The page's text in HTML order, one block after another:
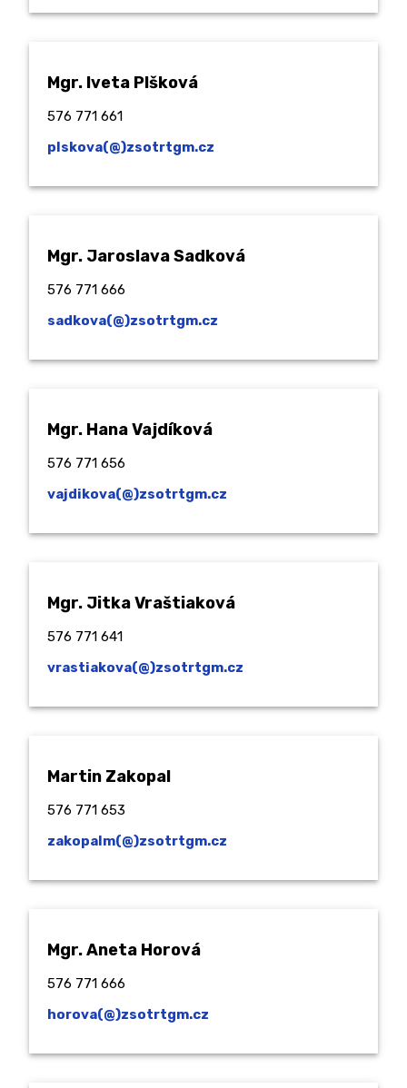
Mgr. Iveta Plšková
576 771 661
plskova(@)zsotrtgm.cz
Mgr. Jaroslava Sadková
576 771 666
sadkova(@)zsotrtgm.cz
Mgr. Hana Vajdíková
576 771 656
vajdikova(@)zsotrtgm.cz
Mgr. Jitka Vraštiaková
576 771 641
vrastiakova(@)zsotrtgm.cz
Martin Zakopal
576 771 653
zakopalm(@)zsotrtgm.cz
Mgr. Aneta Horová
576 771 666
horova(@)zsotrtgm.cz